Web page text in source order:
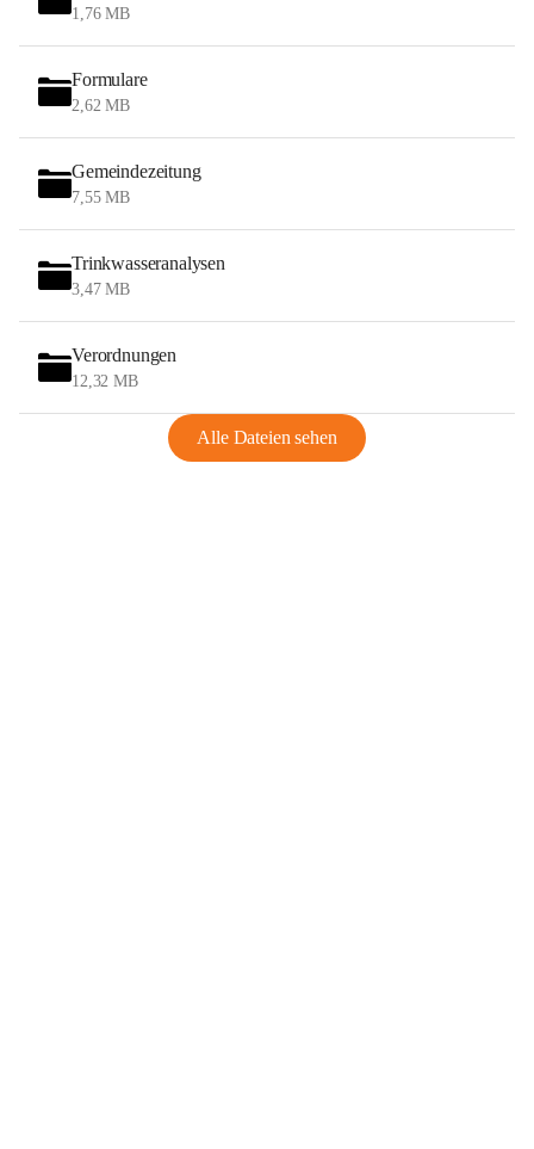
1,76 MB
Formulare
2,62 MB
Gemeindezeitung
7,55 MB
Trinkwasseranalysen
3,47 MB
Verordnungen
12,32 MB
Alle Dateien sehen